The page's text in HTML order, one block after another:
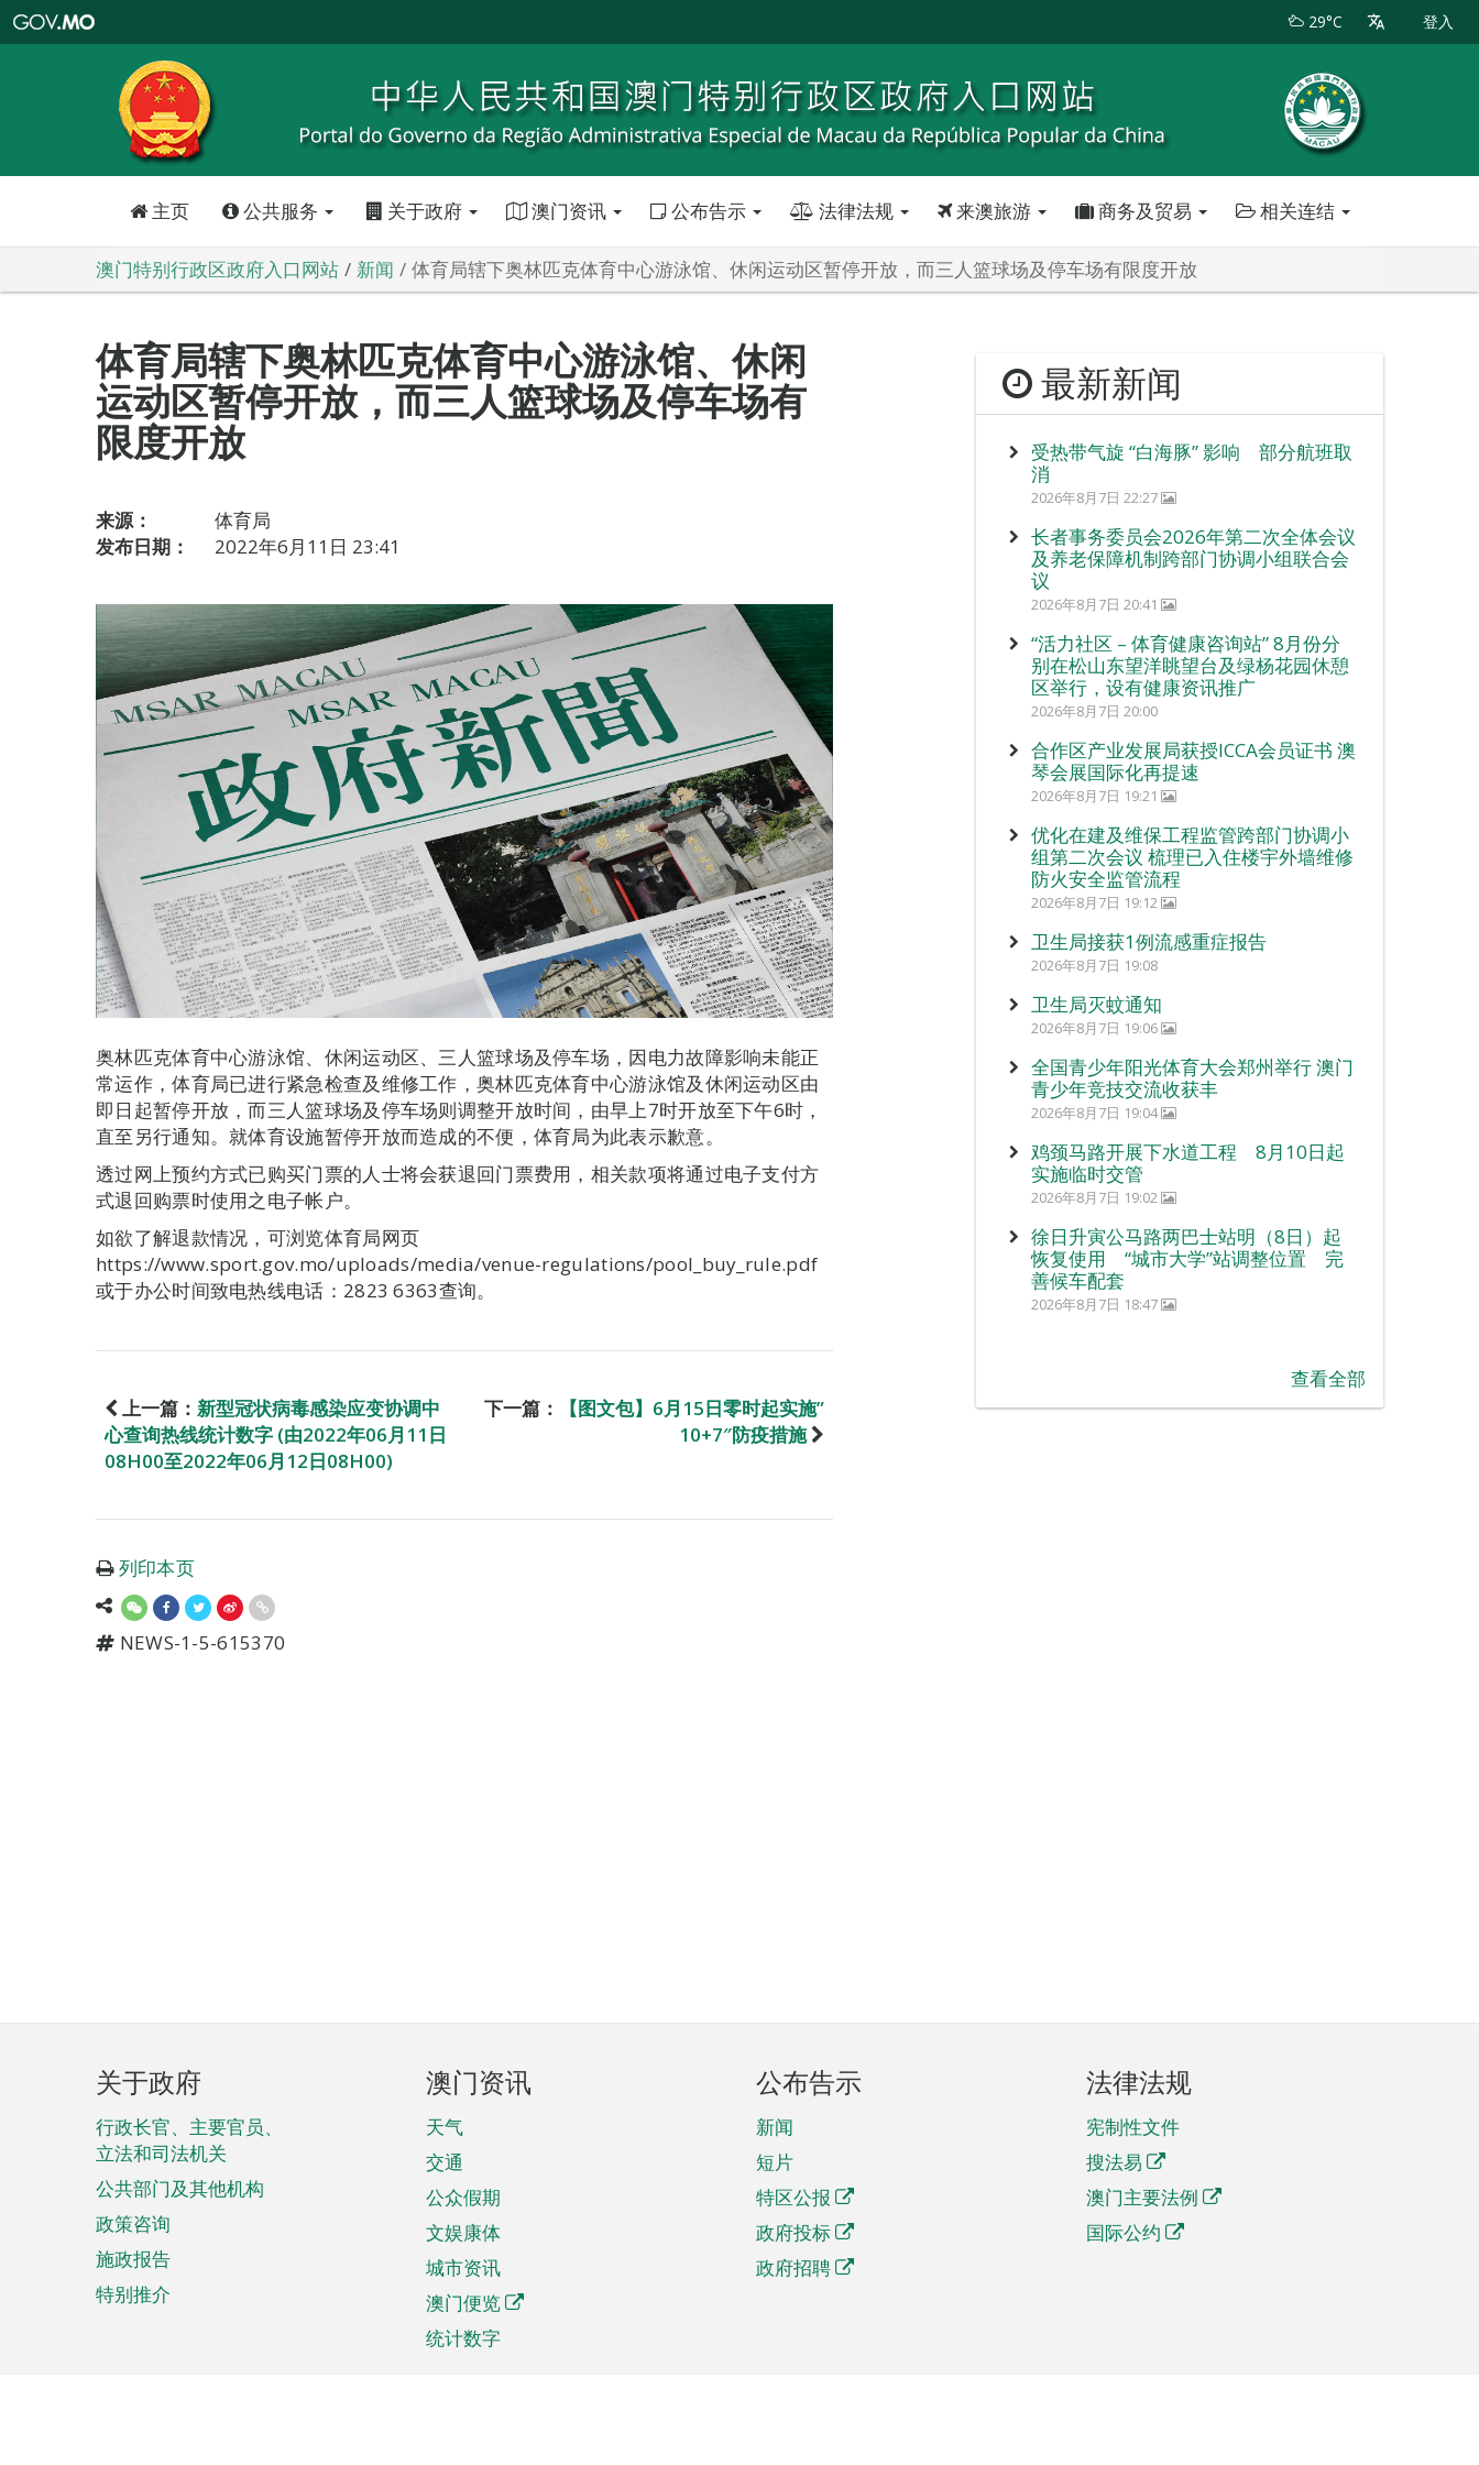
特
政
区
政
口
29°C 登入
主页 公共服务 关于政府 澳门资讯 公布告示 法律法规 来澳旅游 商务及贸易 相关连结
澳门特别行政区政府入口网站 新闻 体育局辖下奥林匹克体育中心游泳馆、休闲运动区暂停开放，而三人篮球场及停车场有限度开放
体育局辖下奥林匹克体育中心游泳馆、休闲
运动区暂停开放，而三人篮球场及停车场有
限度开放
来源：
体育局
发布日期：
2022年6月11日 23:41
奥林匹克体育中心游泳馆、休闲运动区、三人篮球场及停车场，因电力故障影响未能正
常运作，体育局已进行紧急检查及维修工作，奥林匹克体育中心游泳馆及休闲运动区由
即日起暂停开放，而三人篮球场及停车场则调整开放时间，由早上7时开放至下午6时，
直至另行通知。就体育设施暂停开放而造成的不便，体育局为此表示歉意。
透过网上预约方式已购买门票的人士将会获退回门票费用，相关款项将通过电子支付方
式退回购票时使用之电子帐户。
如欲了解退款情况，可浏览体育局网页
https://www.sport.gov.mo/uploads/media/venue-regulations/pool_buy_rule.pdf
或于办公时间致电热线电话：2823 6363查询。
上一篇： 新型冠状病毒感染应变协调中
心查询热线统计数字 (由2022年06月11日
08H00至2022年06月12日08H00)
下一篇：
【图文包】6月15日零时起实施”
10+7″防疫措施
列印本页
NEWS-1-5-615370
最新新闻
受热带气旋 “白海豚” 影响 部分航班取
消
2026年8月7日 22:27
长者事务委员会2026年第二次全体会议
及养老保障机制跨部门协调小组联合会
议
2026年8月7日 20:41
“活力社区 – 体育健康咨询站” 8月份分
别在松山东望洋眺望台及绿杨花园休憩
区举行，设有健康资讯推广
2026年8月7日 20:00
合作区产业发展局获授ICCA会员证书 澳
琴会展国际化再提速
2026年8月7日 19:21
优化在建及维保工程监管跨部门协调小
组第二次会议 梳理已入住楼宇外墙维修
防火安全监管流程
2026年8月7日 19:12
卫生局接获1例流感重症报告
2026年8月7日 19:08
卫生局灭蚊通知
2026年8月7日 19:06
全国青少年阳光体育大会郑州举行 澳门
青少年竞技交流收获丰
2026年8月7日 19:04
鸡颈马路开展下水道工程 8月10日起
实施临时交管
2026年8月7日 19:02
徐日升寅公马路两巴士站明（8日）起
恢复使用 “城市大学”站调整位置 完
善候车配套
2026年8月7日 18:47
查看全部
页
脚
菜
单
关于政府
行政长官、主要官员、
立法和司法机关
公共部门及其他机构
政策咨询
施政报告
特别推介
澳门资讯
天气
交通
公众假期
文娱康体
城市资讯
澳门便览
统计数字
公布告示
新闻
短片
特区公报
政府投标
政府招聘
法律法规
宪制性文件
搜法易
澳门主要法例
国际公约